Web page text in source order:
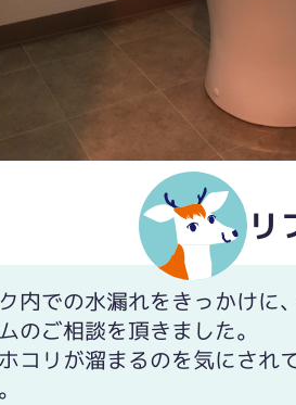
リ
内での水漏れをきっかけ
のご相談を頂きました。
コリが溜まるのを気にされ